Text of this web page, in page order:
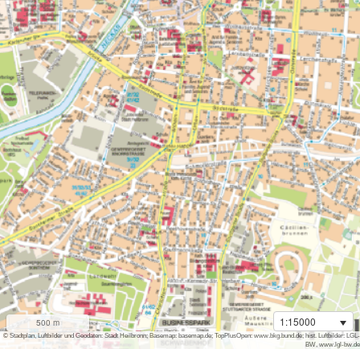
i
500 m 1:15000
© Stadtplan, Luftbilder und Geodaten: Stadt Heilbronn; Basemap: basemap.de; TopPlusOpen: www.bkg.bund.de; hist. Luftbilder: LGL-
BW, www.lgl-bw.de